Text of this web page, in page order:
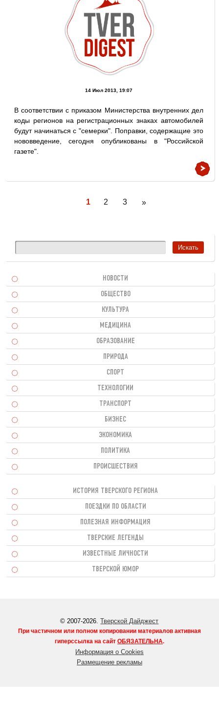
14 Июл 2013, 19:07
В соответствии с приказом Министерства внутренних дел
коды регионов на регистрационных знаках автомобилей
будут начинаться с "семерки". Поправки, содержащие это
нововведение, сегодня опубликованы в "Российской
газете".
1 2 3 »
НОВОСТИ
ОБЩЕСТВО
КУЛЬТУРА
МЕДИЦИНА
ОБРАЗОВАНИЕ
ПРИРОДА
СПОРТ
ТЕХНОЛОГИИ
ТРАНСПОРТ
БИЗНЕС
ЭКОНОМИКА
ПОЛИТИКА
ПРОИСШЕСТВИЯ
ИСТОРИЯ ТВЕРСКОГО РЕГИОНА
ПОЕЗДКИ ПО ОБЛАСТИ
ПОЛЕЗНАЯ ИНФОРМАЦИЯ
ТВЕРСКИЕ ЛЕГЕНДЫ
ИЗВЕСТНЫЕ ЛИЧНОСТИ
ТВЕРСКОЙ ЮМОР
© 2007-2026.Тверской Дайджест
При частичном или полном копировании материалов активная
гиперссылка на сайт ОБЯЗАТЕЛЬНА.
Информация о Cookies
Размещение рекламы